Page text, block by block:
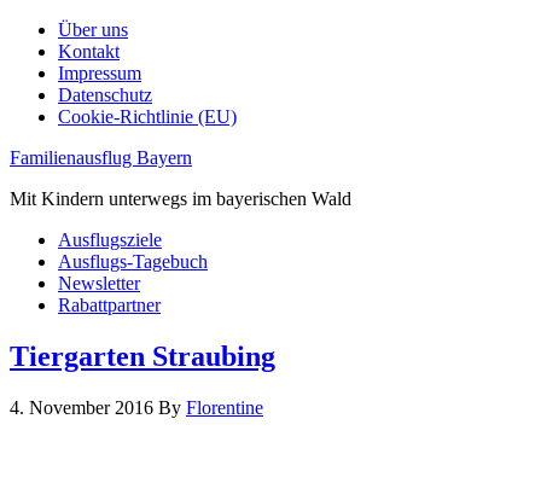
Über uns
Kontakt
Impressum
Datenschutz
Cookie-Richtlinie (EU)
Familienausflug Bayern
Mit Kindern unterwegs im bayerischen Wald
Ausflugsziele
Ausflugs-Tagebuch
Newsletter
Rabattpartner
Tiergarten Straubing
4. November 2016 By Florentine